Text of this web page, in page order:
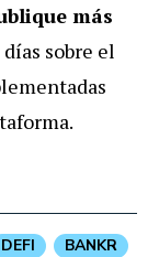
más
sobre el
DEFI BANKR